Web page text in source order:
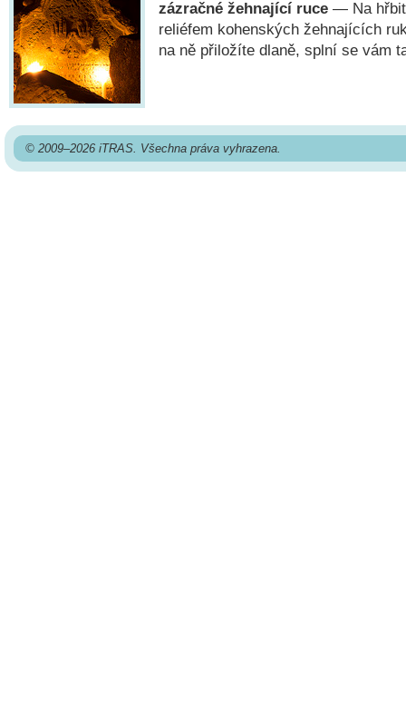
zázračné žehnající ruce — Na
reliéfem kohenských žehnajících
na ně přiložíte dlaně, splní se vám
© 2009–2026 iTRAS. Všechna práva vyhrazena.